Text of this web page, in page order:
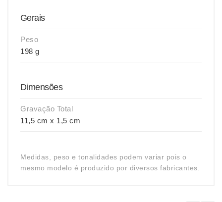
Gerais
Peso
198 g
Dimensões
Gravação Total
11,5 cm x 1,5 cm
Medidas, peso e tonalidades podem variar pois o
mesmo modelo é produzido por diversos fabricantes.